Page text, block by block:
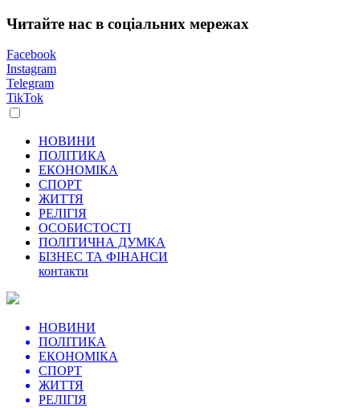
Читайте нас в соціальних мережах
Facebook
Instagram
Telegram
TikTok
НОВИНИ
ПОЛІТИКА
ЕКОНОМІКА
СПОРТ
ЖИТТЯ
РЕЛІГІЯ
ОСОБИСТОСТІ
ПОЛІТИЧНА ДУМКА
БІЗНЕС ТА ФІНАНСИ
контакти
НОВИНИ
ПОЛІТИКА
ЕКОНОМІКА
СПОРТ
ЖИТТЯ
РЕЛІГІЯ